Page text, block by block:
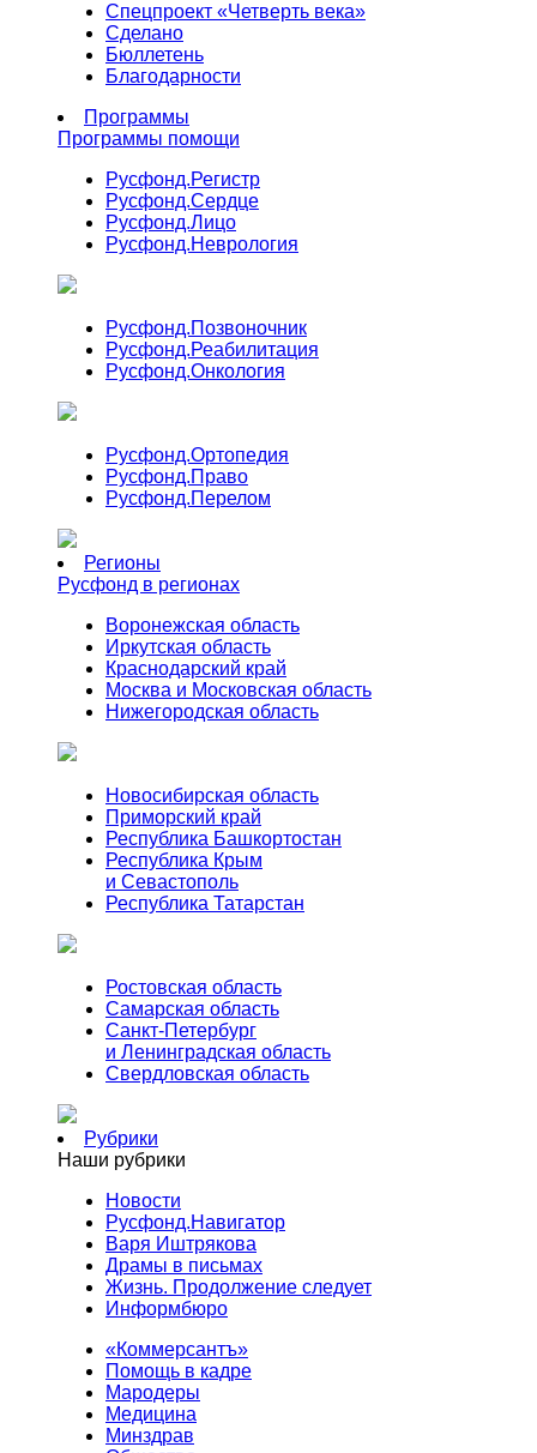
Спецпроект «Четверть века»
Сделано
Бюллетень
Благодарности
Программы
Программы помощи
Русфонд.Регистр
Русфонд.Сердце
Русфонд.Лицо
Русфонд.Неврология
Русфонд.Позвоночник
Русфонд.Реабилитация
Русфонд.Онкология
Русфонд.Ортопедия
Русфонд.Право
Русфонд.Перелом
Регионы
Русфонд в регионах
Воронежская область
Иркутская область
Краснодарский край
Москва и Московская область
Нижегородская область
Новосибирская область
Приморский край
Республика Башкортостан
Республика Крым
и Севастополь
Республика Татарстан
Ростовская область
Самарская область
Санкт-Петербург
и Ленинградская область
Свердловская область
Рубрики
Наши рубрики
Новости
Русфонд.Навигатор
Варя Иштрякова
Драмы в письмах
Жизнь. Продолжение следует
Информбюро
«Коммерсантъ»
Помощь в кадре
Мародеры
Медицина
Минздрав